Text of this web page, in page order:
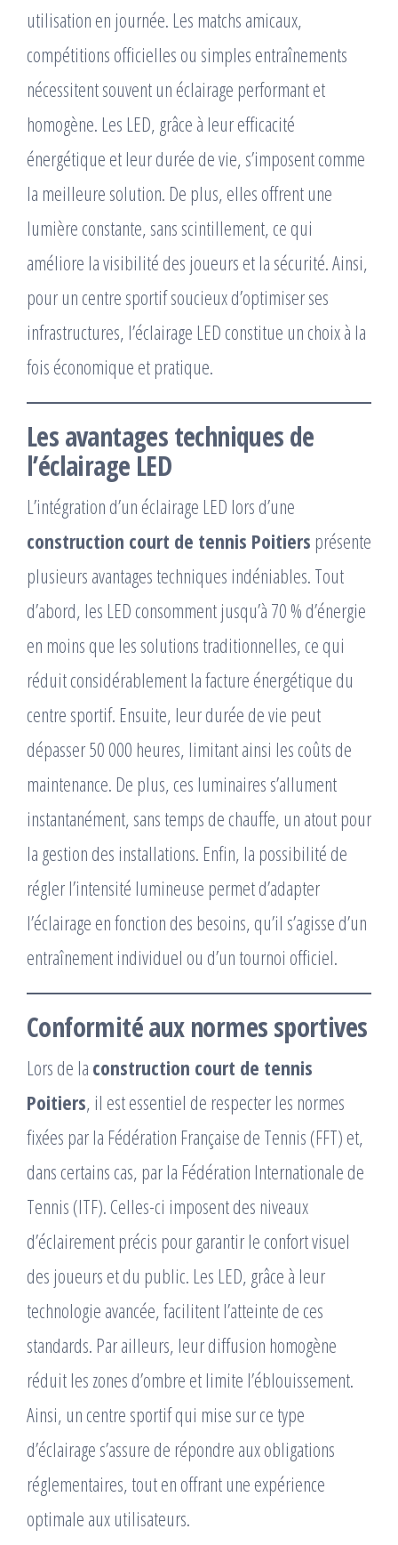
utilisation en journée. Les matchs amicaux,
compétitions officielles ou simples entraînements
nécessitent souvent un éclairage performant et
homogène. Les LED, grâce à leur efficacité
énergétique et leur durée de vie, s’imposent comme
la meilleure solution. De plus, elles offrent une
lumière constante, sans scintillement, ce qui
améliore la visibilité des joueurs et la sécurité. Ainsi,
pour un centre sportif soucieux d’optimiser ses
infrastructures, l’éclairage LED constitue un choix à la
fois économique et pratique.
Les avantages techniques de
l’éclairage LED
L’intégration d’un éclairage LED lors d’une
construction court de tennis Poitiers présente
plusieurs avantages techniques indéniables. Tout
d’abord, les LED consomment jusqu’à 70 % d’énergie
en moins que les solutions traditionnelles, ce qui
réduit considérablement la facture énergétique du
centre sportif. Ensuite, leur durée de vie peut
dépasser 50 000 heures, limitant ainsi les coûts de
maintenance. De plus, ces luminaires s’allument
instantanément, sans temps de chauffe, un atout pour
la gestion des installations. Enfin, la possibilité de
régler l’intensité lumineuse permet d’adapter
l’éclairage en fonction des besoins, qu’il s’agisse d’un
entraînement individuel ou d’un tournoi officiel.
Conformité aux normes sportives
Lors de la construction court de tennis
Poitiers, il est essentiel de respecter les normes
fixées par la Fédération Française de Tennis (FFT) et,
dans certains cas, par la Fédération Internationale de
Tennis (ITF). Celles-ci imposent des niveaux
d’éclairement précis pour garantir le confort visuel
des joueurs et du public. Les LED, grâce à leur
technologie avancée, facilitent l’atteinte de ces
standards. Par ailleurs, leur diffusion homogène
réduit les zones d’ombre et limite l’éblouissement.
Ainsi, un centre sportif qui mise sur ce type
d’éclairage s’assure de répondre aux obligations
réglementaires, tout en offrant une expérience
optimale aux utilisateurs.